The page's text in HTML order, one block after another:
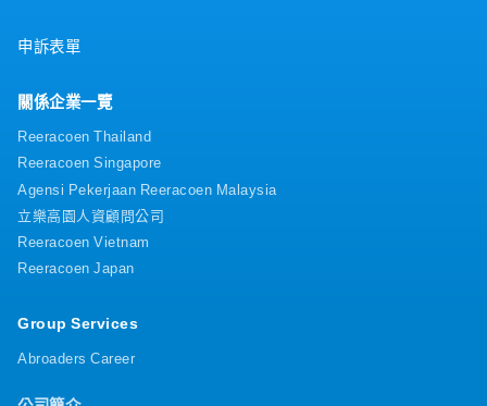
申訴表單
關係企業一覽
Reeracoen Thailand
Reeracoen Singapore
Agensi Pekerjaan Reeracoen Malaysia
立樂高園人資顧問公司
Reeracoen Vietnam
Reeracoen Japan
Group Services
Abroaders Career